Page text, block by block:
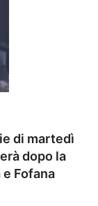
di martedì
dopo la
e Fofana